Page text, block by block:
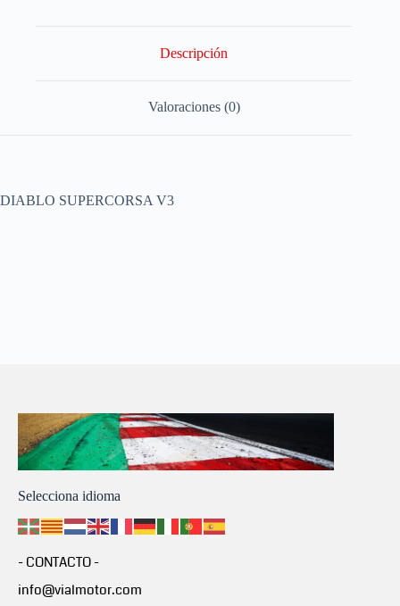
Descripción
Valoraciones (0)
DIABLO SUPERCORSA V3
Selecciona idioma
- CONTACTO -
info@vialmotor.com